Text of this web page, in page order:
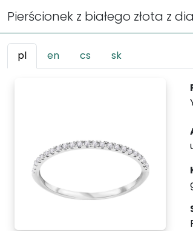
Pierścionek z białego złota z
pl en cs sk